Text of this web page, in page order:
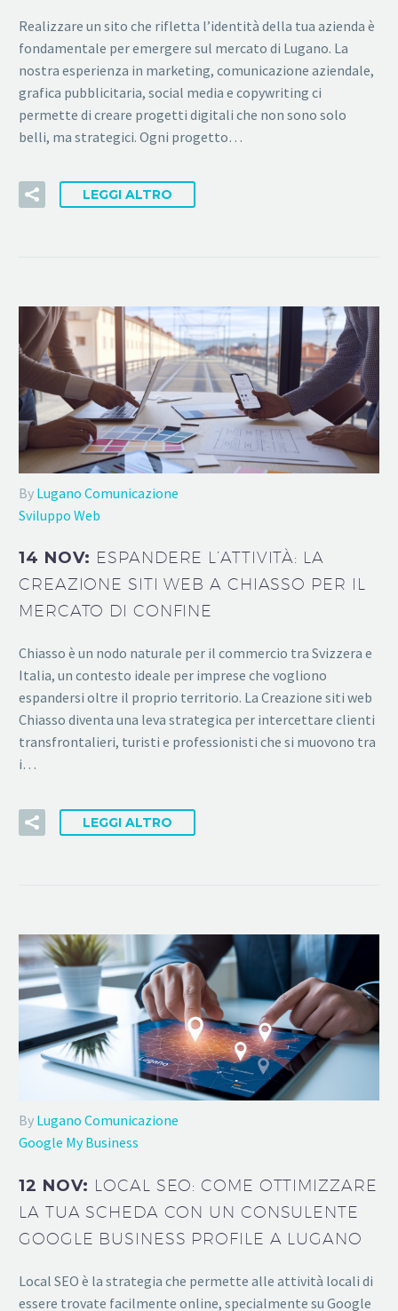
Realizzare un sito che rifletta l’identità della tua azienda è
fondamentale per emergere sul mercato di Lugano. La
nostra esperienza in marketing, comunicazione aziendale,
grafica pubblicitaria, social media e copywriting ci
permette di creare progetti digitali che non sono solo
belli, ma strategici. Ogni progetto…
LEGGI ALTRO
By Lugano Comunicazione
Sviluppo Web
14 NOV: ESPANDERE L’ATTIVITÀ: LA
CREAZIONE SITI WEB A CHIASSO PER IL
MERCATO DI CONFINE
Chiasso è un nodo naturale per il commercio tra Svizzera e
Italia, un contesto ideale per imprese che vogliono
espandersi oltre il proprio territorio. La Creazione siti web
Chiasso diventa una leva strategica per intercettare clienti
transfrontalieri, turisti e professionisti che si muovono tra
i…
LEGGI ALTRO
By Lugano Comunicazione
Google My Business
12 NOV: LOCAL SEO: COME OTTIMIZZARE
LA TUA SCHEDA CON UN CONSULENTE
GOOGLE BUSINESS PROFILE A LUGANO
Local SEO è la strategia che permette alle attività locali di
essere trovate facilmente online, specialmente su Google